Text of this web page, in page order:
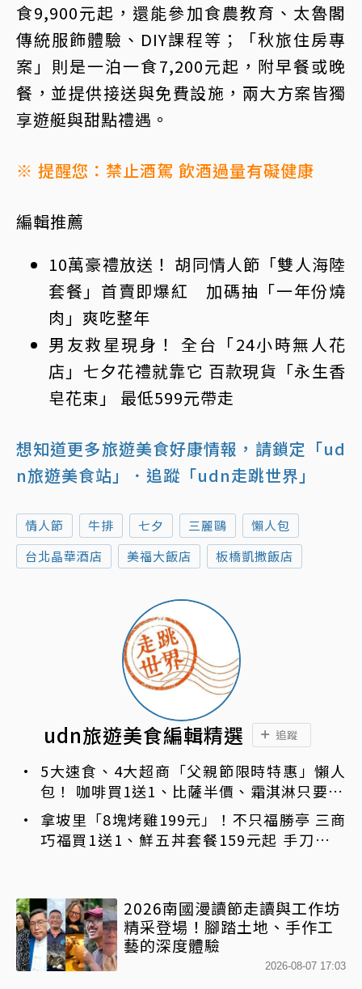
食9,900元起，還能參加食農教育、太魯閣
傳統服飾體驗、DIY課程等；「秋旅住房專
案」則是一泊一食7,200元起，附早餐或晚
餐，並提供接送與免費設施，兩大方案皆獨
享遊艇與甜點禮遇。
※ 提醒您：禁止酒駕 飲酒過量有礙健康
編輯推薦
10萬豪禮放送！ 胡同情人節「雙人海陸
套餐」首賣即爆紅 加碼抽「一年份燒
肉」爽吃整年
男友救星現身！ 全台「24小時無人花
店」七夕花禮就靠它 百款現貨「永生香
皂花束」 最低599元帶走
想知道更多旅遊美食好康情報，請鎖定「ud
n旅遊美食站」
．追蹤「udn走跳世界」
情人節 牛排 七夕 三麗鷗
懶人包
台北晶華酒店
美福大飯店 板橋凱撒飯店
udn旅遊美食編輯精選 追蹤
5大速食、4大超商「父親節限時特惠」懶人
包！ 咖啡買1送1、比薩半價、霜淇淋只要10
元
拿坡里「8塊烤雞199元」！不只福勝亭 三商
巧福買1送1、鮮五丼套餐159元起 手刀免費
2026南國漫讀節走讀與工作坊
精采登場！腳踏土地、手作工
藝的深度體驗
2026-08-07 17:03